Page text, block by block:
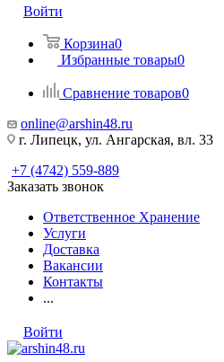
Войти
Корзина0
Избранные товары0
Сравнение товаров0
online@arshin48.ru
г. Липецк, ул. Ангарская, вл. 33
+7 (4742) 559-889
Заказать звонок
Ответственное Хранение
Услуги
Доставка
Вакансии
Контакты
...
Войти